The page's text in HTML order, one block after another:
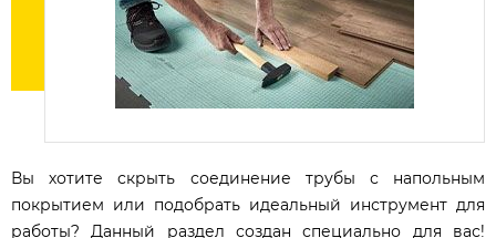
Вы хотите скрыть соединение трубы с напольным
покрытием или подобрать идеальный инструмент для
работы? Данный раздел создан специально для вас!